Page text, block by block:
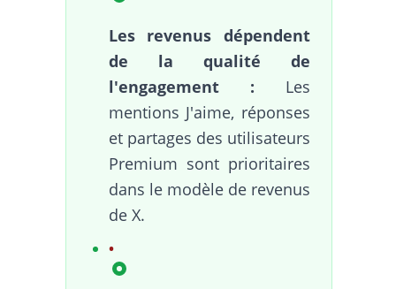
Les revenus dépendent
de la qualité de
l'engagement : Les
mentions J'aime, réponses
et partages des utilisateurs
Premium sont prioritaires
dans le modèle de revenus
de X.